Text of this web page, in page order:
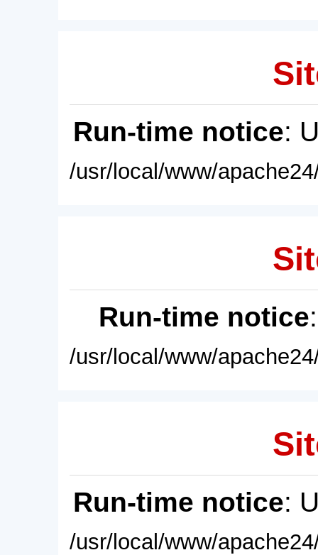
Run-time notice:
/usr/local/www/
Run-time notice
/usr/local/www/
Run-time notice:
/usr/local/www/